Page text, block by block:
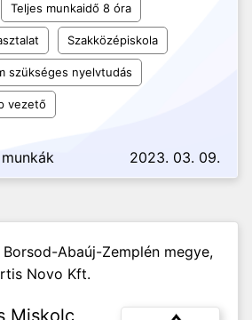
Teljes munkaidő 8 óra
Szakközépiskola
szükséges nyelvtudás
vezető
2023. 03. 09.
Borsod-Abaúj-Zemplén megye,
Novo Kft.
Miskolc